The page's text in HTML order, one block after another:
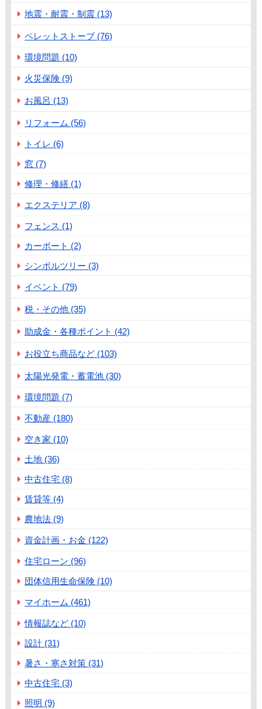
地震・耐震・制震 (13)
ペレットストーブ (76)
環境問題 (10)
火災保険 (9)
お風呂 (13)
リフォーム (56)
トイレ (6)
窓 (7)
修理・修繕 (1)
エクステリア (8)
フェンス (1)
カーポート (2)
シンボルツリー (3)
イベント (79)
税・その他 (35)
助成金・各種ポイント (42)
お役立ち商品など (103)
太陽光発電・蓄電池 (30)
環境問題 (7)
不動産 (180)
空き家 (10)
土地 (36)
中古住宅 (8)
賃貸等 (4)
農地法 (9)
資金計画・お金 (122)
住宅ローン (96)
団体信用生命保険 (10)
マイホーム (461)
情報誌など (10)
設計 (31)
暑さ・寒さ対策 (31)
中古住宅 (3)
照明 (9)